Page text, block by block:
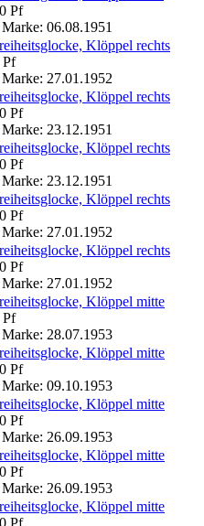
Pf
06.08.1951
Klöppel rechts
Pf
27.01.1952
Klöppel rechts
Pf
23.12.1951
Klöppel rechts
Pf
23.12.1951
Klöppel rechts
Pf
27.01.1952
Klöppel rechts
Pf
27.01.1952
Klöppel mitte
Pf
28.07.1953
Klöppel mitte
Pf
09.10.1953
Klöppel mitte
Pf
26.09.1953
Klöppel mitte
Pf
26.09.1953
Klöppel mitte
Pf